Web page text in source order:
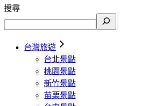
搜尋
台灣旅遊
台北景點
桃園景點
新竹景點
苗栗景點